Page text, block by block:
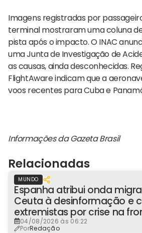
Imagens registradas por
terminal mostraram uma coluna
pista após o impacto. O INAC
uma Junta de Investigação de
as causas, ainda desconhecidas.
FlightAware indicam que a
voos recentes para Cuba e
Informações da Gazeta Brasil
Relacionadas
MUNDO
Espanha atribui onda
Ceuta à desinformação e
extremistas por crise na
04/08/2026 às 06:22
PorRedação